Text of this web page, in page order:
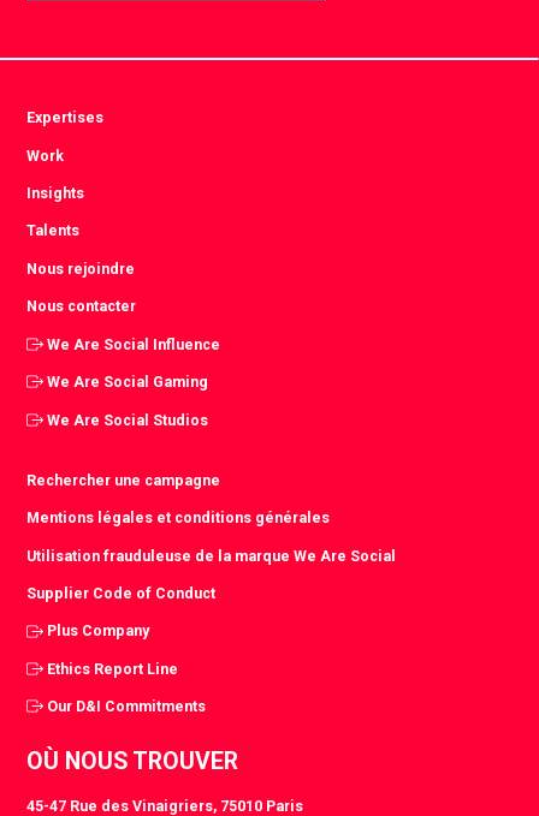
Expertises
Work
Insights
Talents
Nous rejoindre
Nous contacter
We Are Social Influence
We Are Social Gaming
We Are Social Studios
Rechercher une campagne
Mentions légales et conditions générales
Utilisation frauduleuse de la marque We Are Social
Supplier Code of Conduct
Plus Company
Ethics Report Line
Our D&I Commitments
OÙ NOUS TROUVER
45-47 Rue des Vinaigriers, 75010 Paris